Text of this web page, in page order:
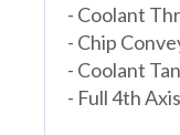
- Coolant
- Chip
- Coolant
- Full 4th